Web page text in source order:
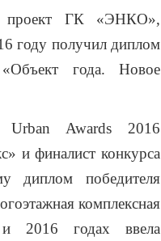
проект ГК «ЭНКО»,
году получил диплом
года. Новое
Awards 2016
и финалист конкурса
диплом победителя
комплексная
2016 годах ввела